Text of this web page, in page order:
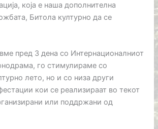
која е наша дополнителна
Битола културно да се
пред 3 дена со Интернационалниот
го стимулираме со
лето, но и со низа други
кои се реализираат во текот
или поддржани од